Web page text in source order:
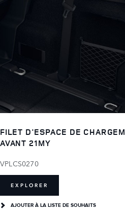
FILET D'ESPACE DE
AVANT 21MY
VPLCS0270
EXPLORER
AJOUTER À LA LISTE DE SOUHAITS